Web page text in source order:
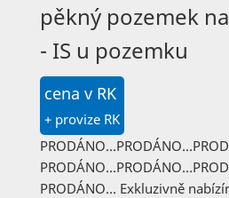
pěkný pozemek
- IS u pozemku
cena v RK
+ provize RK
PRODÁNO… Exkluzivně